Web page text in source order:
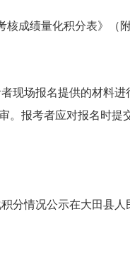
核成绩量化积分表》（
现场报名提供的材料
。报考者应对报名时
分情况公示在大田县人